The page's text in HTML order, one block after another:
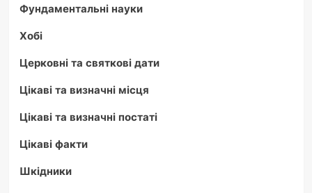
Фундаментальні науки
Хобі
Церковні та святкові дати
Цікаві та визначні місця
Цікаві та визначні постаті
Цікаві факти
Шкідники